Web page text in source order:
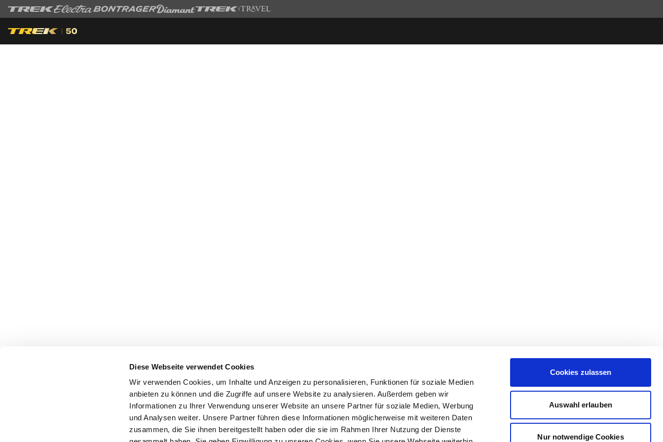
Diese Webseite verwendet Cookies
Wir verwenden Cookies, um Inhalte und Anzeigen zu personalisieren, Funktionen für soziale Medien
anbieten zu können und die Zugriffe auf unsere Website zu analysieren. Außerdem geben wir
Informationen zu Ihrer Verwendung unserer Website an unsere Partner für soziale Medien, Werbung
und Analysen weiter. Unsere Partner führen diese Informationen möglicherweise mit weiteren Daten
zusammen, die Sie ihnen bereitgestellt haben oder die sie im Rahmen Ihrer Nutzung der Dienste
Cookies zulassen
Auswahl erlauben
Nur notwendige Cookies